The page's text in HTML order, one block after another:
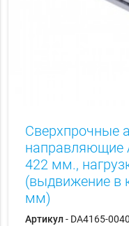
Сверхпрочные
направляющие
422 мм.,
(выдвижение в
мм)
Артикул- DA4165-